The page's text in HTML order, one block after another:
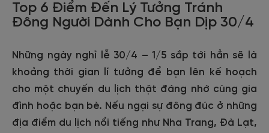
Top 6 Điểm Đến Lý Tưởng Tránh
Đông Người Dành Cho Bạn Dịp 30/4
Những ngày nghỉ lễ 30/4 – 1/5 sắp tới hẳn sẽ là
khoảng thời gian lí tưởng để bạn lên kế hoạch
cho một chuyến du lịch thật đáng nhớ cùng gia
đình hoặc bạn bè. Nếu ngại sự đông đúc ở những
địa điểm du lịch nổi tiếng như Nha Trang, Đà Lạt,